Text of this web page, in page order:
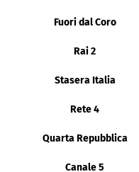
Fuori dal Coro
Rai 2
Stasera Italia
Rete 4
Quarta Repubblica
Canale 5